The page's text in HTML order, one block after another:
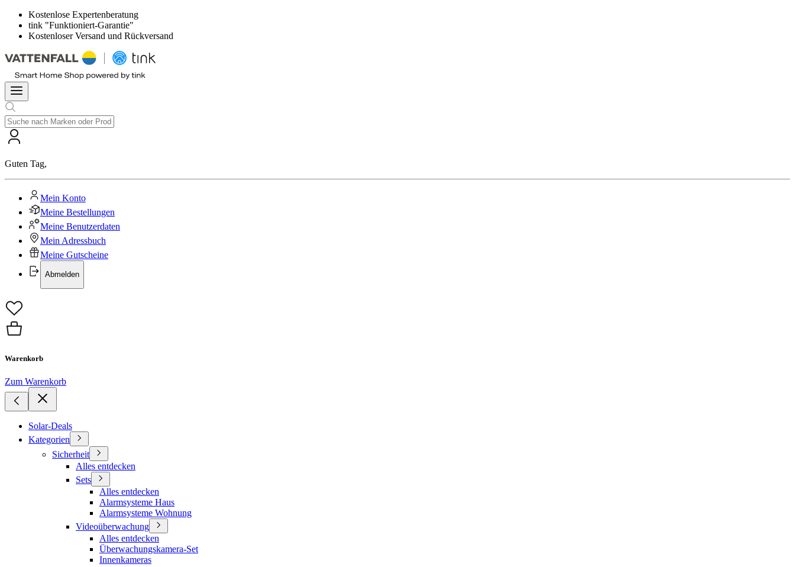
Kostenlose Expertenberatung
tink "Funktioniert-Garantie"
Kostenloser Versand und Rückversand
Guten Tag,
Mein Konto
Meine Bestellungen
Meine Benutzerdaten
Mein Adressbuch
Meine Gutscheine
Abmelden
Warenkorb
Zum Warenkorb
Solar-Deals
Kategorien
Sicherheit
Alles entdecken
Sets
Alles entdecken
Alarmsysteme Haus
Alarmsysteme Wohnung
Videoüberwachung
Alles entdecken
Überwachungskamera-Set
Innenkameras